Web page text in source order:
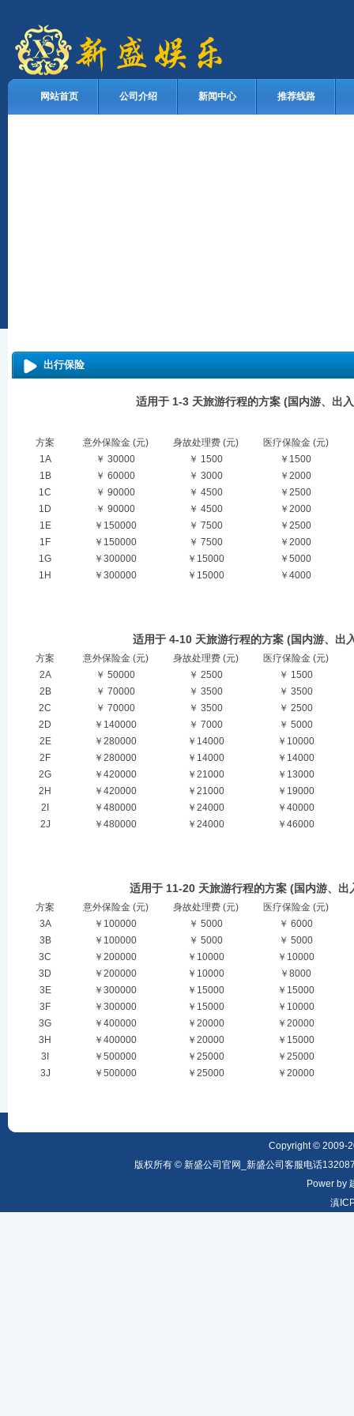
网站首页 公司介绍 新闻中心 推荐线路
出行保险
适用于 1-3 天旅游行程的方案 (国内游、出
方案 意外保险金 (元) 身故处理费 (元)
医疗保险金 (元)
1A
￥ 30000 ￥ 1500
￥1500
1B
￥ 60000 ￥ 3000
￥2000
1C
￥ 90000 ￥ 4500
￥2500
1D
￥ 90000 ￥ 4500
￥2000
1E
￥150000 ￥ 7500
￥2500
1F
￥150000 ￥ 7500
￥2000
1G
￥300000 ￥15000
￥5000
1H
￥300000 ￥15000 ￥4000
适用于 4-10 天旅游行程的方案 (国内游、出
方案 意外保险金 (元) 身故处理费 (元)
医疗保险金 (元)
2A
￥ 50000 ￥ 2500
￥ 1500
2B
￥ 70000 ￥ 3500
￥ 3500
2C
￥ 70000 ￥ 3500
￥ 2500
2D
￥140000 ￥ 7000
￥ 5000
2E
￥280000 ￥14000
￥10000
2F
￥280000 ￥14000
￥14000
2G
￥420000 ￥21000
￥13000
2H
￥420000 ￥21000
￥19000
2I
￥480000 ￥24000
￥40000
2J
￥480000 ￥24000 ￥46000
适用于 11-20 天旅游行程的方案 (国内游、出
方案 意外保险金 (元) 身故处理费 (元)
医疗保险金 (元)
3A
￥100000 ￥ 5000
￥ 6000
3B
￥100000 ￥ 5000
￥ 5000
3C
￥200000 ￥10000
￥10000
3D
￥200000 ￥10000
￥8000
3E
￥300000 ￥15000
￥15000
3F
￥300000 ￥15000
￥10000
3G
￥400000 ￥20000
￥20000
3H
￥400000 ￥20000
￥15000
3I
￥500000 ￥25000
￥25000
3J
￥500000 ￥25000 ￥20000
Copyright © 2009-
版权所有 © 新盛公司官网_新盛公司客服电话
Power by
滇